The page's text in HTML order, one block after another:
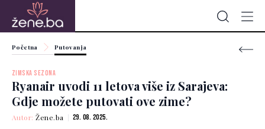
Početna Putovanja
ZIMSKA SEZONA
Ryanair uvodi 11 letova više iz Sarajeva:
Gdje možete putovati ove zime?
Autor:Žene.ba 29. 08. 2025.